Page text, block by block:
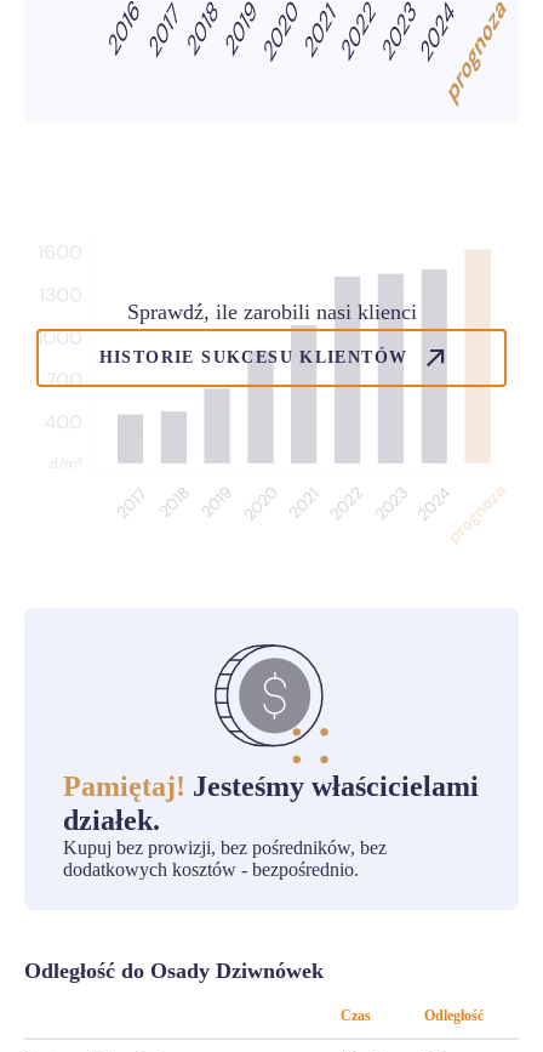
Sprawdź, ile zarobili nasi klienci
HISTORIE SUKCESU KLIENTÓW
Pamiętaj! Jesteśmy właścicielami
działek.
Kupuj bez prowizji, bez pośredników, bez
dodatkowych kosztów - bezpośrednio.
Odległość do Osady Dziwnówek
Czas Odległość